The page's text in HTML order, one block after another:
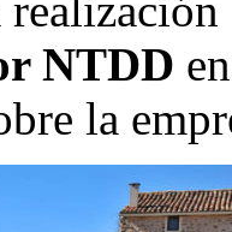
NTDD
la